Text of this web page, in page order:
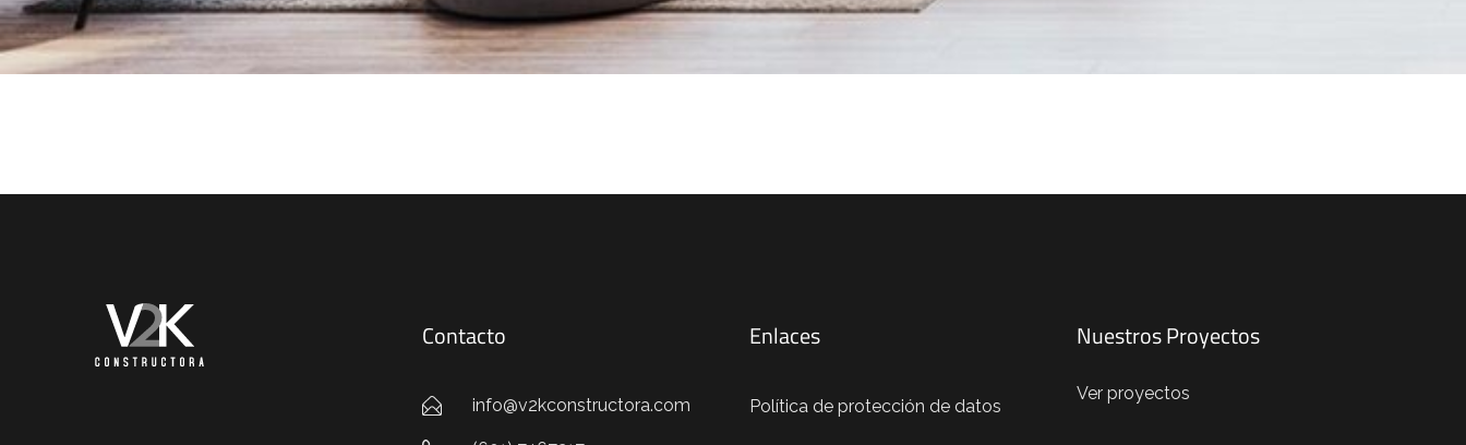
Contacto
info@v2kconstructora.com
Enlaces
Política de protección de datos
Nuestros Proyectos
Ver proyectos